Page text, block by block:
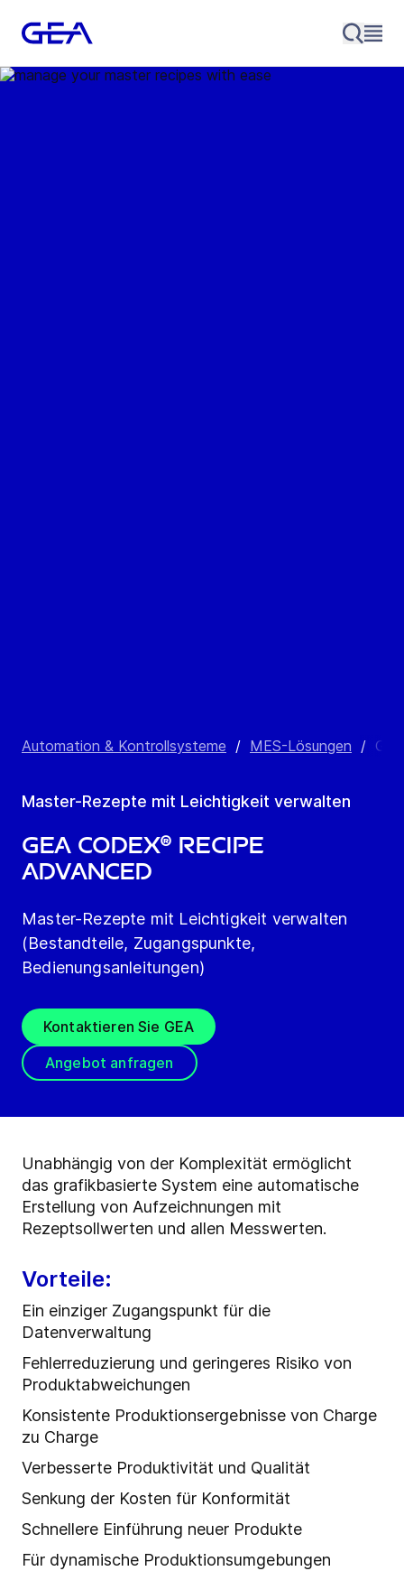
Automation & Kontrollsysteme / MES-Lösungen /
Master-Rezepte mit Leichtigkeit verwalten
GEA Codex® Recipe
Advanced
Master-Rezepte mit Leichtigkeit verwalten
(Bestandteile, Zugangspunkte,
Bedienungsanleitungen)
Kontaktieren Sie GEA
Angebot anfragen
Unabhängig von der Komplexität ermöglicht
das grafikbasierte System eine automatische
Erstellung von Aufzeichnungen mit
Rezeptsollwerten und allen Messwerten.
Vorteile:
Ein einziger Zugangspunkt für die
Datenverwaltung
Fehlerreduzierung und geringeres Risiko von
Produktabweichungen
Konsistente Produktionsergebnisse von Charge
zu Charge
Verbesserte Produktivität und Qualität
Senkung der Kosten für Konformität
Schnellere Einführung neuer Produkte
Für dynamische Produktionsumgebungen